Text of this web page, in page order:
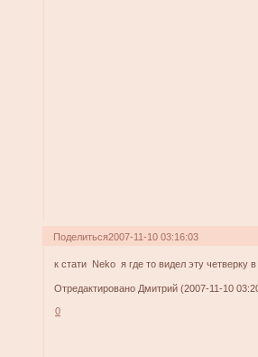
Поделиться2007-11-10 03:16:03
к стати Neko я где то видел эту четверку
Отредактировано Дмитрий (2007-11-10
0